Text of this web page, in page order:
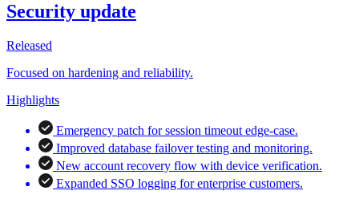
Security update
Released
Focused on hardening and reliability.
Highlights
Emergency patch for session timeout edge-case.
Improved database failover testing and monitoring.
New account recovery flow with device verification.
Expanded SSO logging for enterprise customers.